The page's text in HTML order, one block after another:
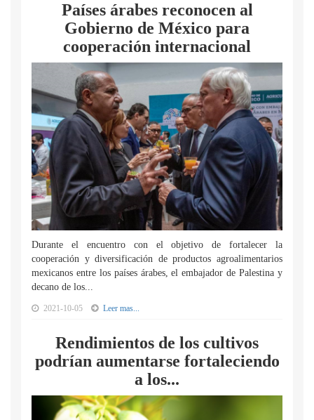
Países árabes reconocen al
Gobierno de México para
cooperación internacional
Durante el encuentro con el objetivo de fortalecer la
cooperación y diversificación de productos agroalimentarios
mexicanos entre los países árabes, el embajador de Palestina y
decano de los...
2021-10-05 Leer mas...
Rendimientos de los cultivos
podrían aumentarse fortaleciendo
a los...